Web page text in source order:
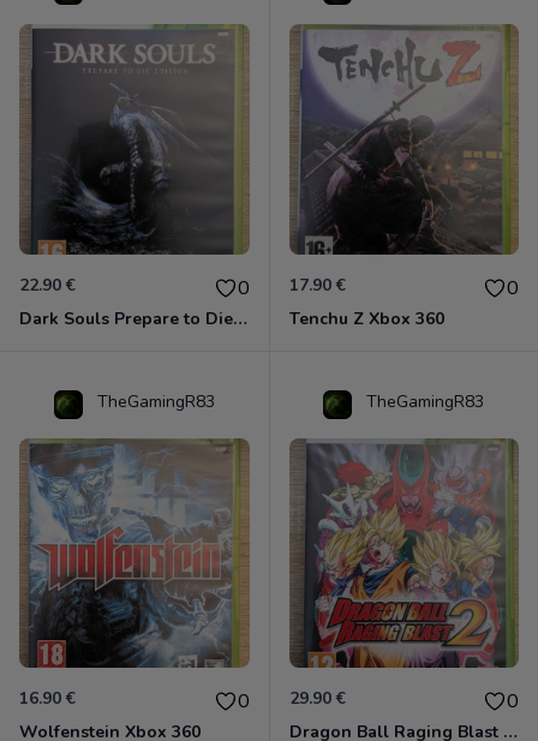
22.90 € 0
Dark Souls Prepare to Die Edition XBOX 360
17.90 € 0
Tenchu Z Xbox 360
TheGamingR83
16.90 € 0
Wolfenstein Xbox 360
TheGamingR83
29.90 € 0
Dragon Ball Raging Blast 2 Xbox 360